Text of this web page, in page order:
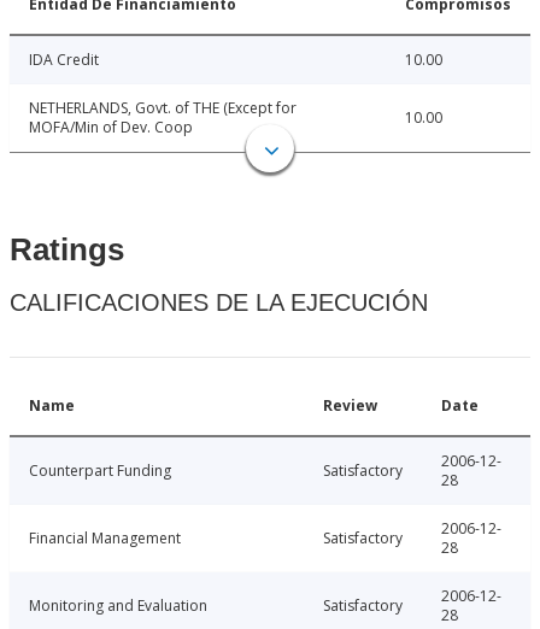
Entidad De Financiamiento Compromisos
IDA Credit 10.00
NETHERLANDS, Govt. of THE (Except for
MOFA/Min of Dev. Coop
10.00
Ratings
CALIFICACIONES DE LA EJECUCIÓN
Name Review Date
Counterpart Funding Satisfactory
2006-12-
28
Financial Management Satisfactory
2006-12-
28
Monitoring and Evaluation Satisfactory
2006-12-
28